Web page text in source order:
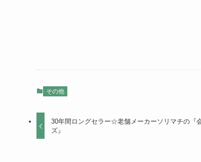
その他
30年間ロングセラー☆老舗メーカーソリマチの『
ズ』